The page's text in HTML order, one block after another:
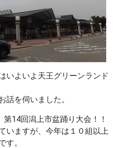
いよいよ天王グリーンランド
話を伺いました。
14回潟上市盆踊り大会！！
いますが、今年は１０組以上
す。